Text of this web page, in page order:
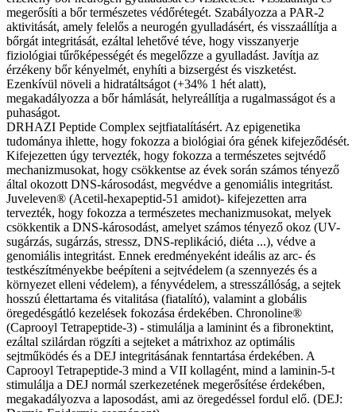
megerősíti a bőr természetes védőrétegét. Szabályozza a PAR-2
aktivitását, amely felelős a neurogén gyulladásért, és visszaállítja a
bőrgát integritását, ezáltal lehetővé téve, hogy visszanyerje
fiziológiai tűrőképességét és megelőzze a gyulladást. Javítja az
érzékeny bőr kényelmét, enyhíti a bizsergést és viszketést.
Ezenkívül növeli a hidratáltságot (+34% 1 hét alatt),
megakadályozza a bőr hámlását, helyreállítja a rugalmasságot és a
puhaságot.
DRHAZI Peptide Complex sejtfiatalításért. Az epigenetika
tudománya ihlette, hogy fokozza a biológiai óra gének kifejeződését.
Kifejezetten úgy tervezték, hogy fokozza a természetes sejtvédő
mechanizmusokat, hogy csökkentse az évek során számos tényező
által okozott DNS-károsodást, megvédve a genomiális integritást.
Juveleven® (Acetil-hexapeptid-51 amidot)- kifejezetten arra
tervezték, hogy fokozza a természetes mechanizmusokat, melyek
csökkentik a DNS-károsodást, amelyet számos tényező okoz (UV-
sugárzás, sugárzás, stressz, DNS-replikáció, diéta ...), védve a
genomiális integritást. Ennek eredményeként ideális az arc- és
testkészítményekbe beépíteni a sejtvédelem (a szennyezés és a
környezet elleni védelem), a fényvédelem, a stresszállóság, a sejtek
hosszú élettartama és vitalitása (fiatalító), valamint a globális
öregedésgátló kezelések fokozása érdekében. Chronoline®
(Caprooyl Tetrapeptide-3) - stimulálja a laminint és a fibronektint,
ezáltal szilárdan rögzíti a sejteket a mátrixhoz az optimális
sejtműködés és a DEJ integritásának fenntartása érdekében. A
Caprooyl Tetrapeptide-3 mind a VII kollagént, mind a laminin-5-t
stimulálja a DEJ normál szerkezetének megerősítése érdekében,
megakadályozva a laposodást, ami az öregedéssel fordul elő. (DEJ: